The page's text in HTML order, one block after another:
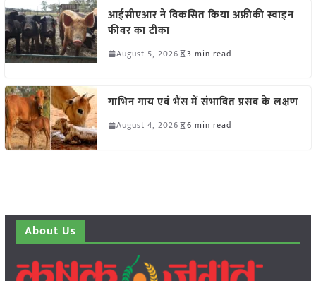
आईसीएआर ने विकसित किया अफ्रीकी स्वाइन
फीवर का टीका
August 5, 2026 3 min read
गाभिन गाय एवं भैंस में संभावित प्रसव के लक्षण
August 4, 2026 6 min read
About Us